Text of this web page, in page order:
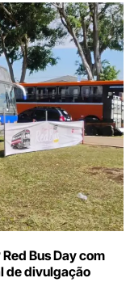
Bus Day com
de divulgação